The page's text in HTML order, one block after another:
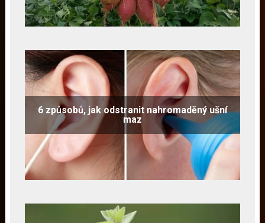
6 způsobů, jak odstranit nahromaděný ušní
maz